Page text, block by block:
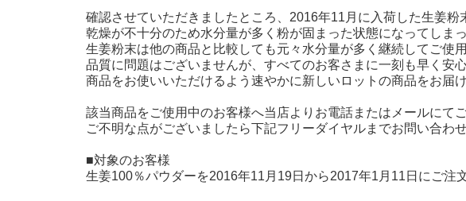
確認させていただきましたところ、2016年11月に入荷した生姜粉
乾燥が不十分のため水分量が多く粉が固まった状態になってしまっ
生姜粉末は他の商品と比較しても元々水分量が多く継続してご使
品質に問題はございませんが、すべてのお客さまに一刻も早く安
商品をお使いいただけるよう速やかに新しいロットの商品をお届
該当商品をご使用中のお客様へ当店よりお電話またはメールにて
ご不明な点がございましたら下記フリーダイヤルまでお問い合わ
■対象のお客様
生姜100％パウダーを2016年11月19日から2017年1月11日にご注